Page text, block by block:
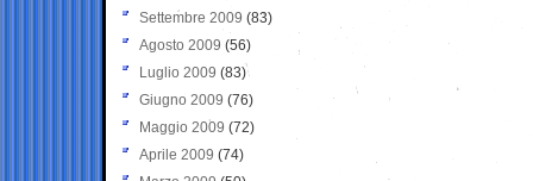
Settembre 2009 (83)
Agosto 2009 (56)
Luglio 2009 (83)
Giugno 2009 (76)
Maggio 2009 (72)
Aprile 2009 (74)